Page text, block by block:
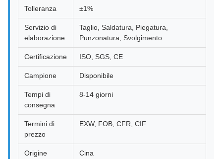
Tolleranza ±1%
Servizio di
elaborazione
Taglio, Saldatura, Piegatura,
Punzonatura, Svolgimento
Certificazione ISO, SGS, CE
Campione Disponibile
Tempi di
consegna
8-14 giorni
Termini di
prezzo
EXW, FOB, CFR, CIF
Origine Cina